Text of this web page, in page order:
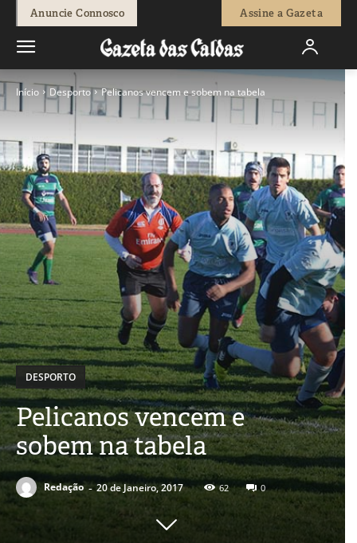
Anuncie Connosco Assine a Gazeta
Início Desporto Pelicanos vencem e sobem na tabela
DESPORTO
Pelicanos vencem e
sobem na tabela
Redação - 20 de Janeiro, 2017 62 0